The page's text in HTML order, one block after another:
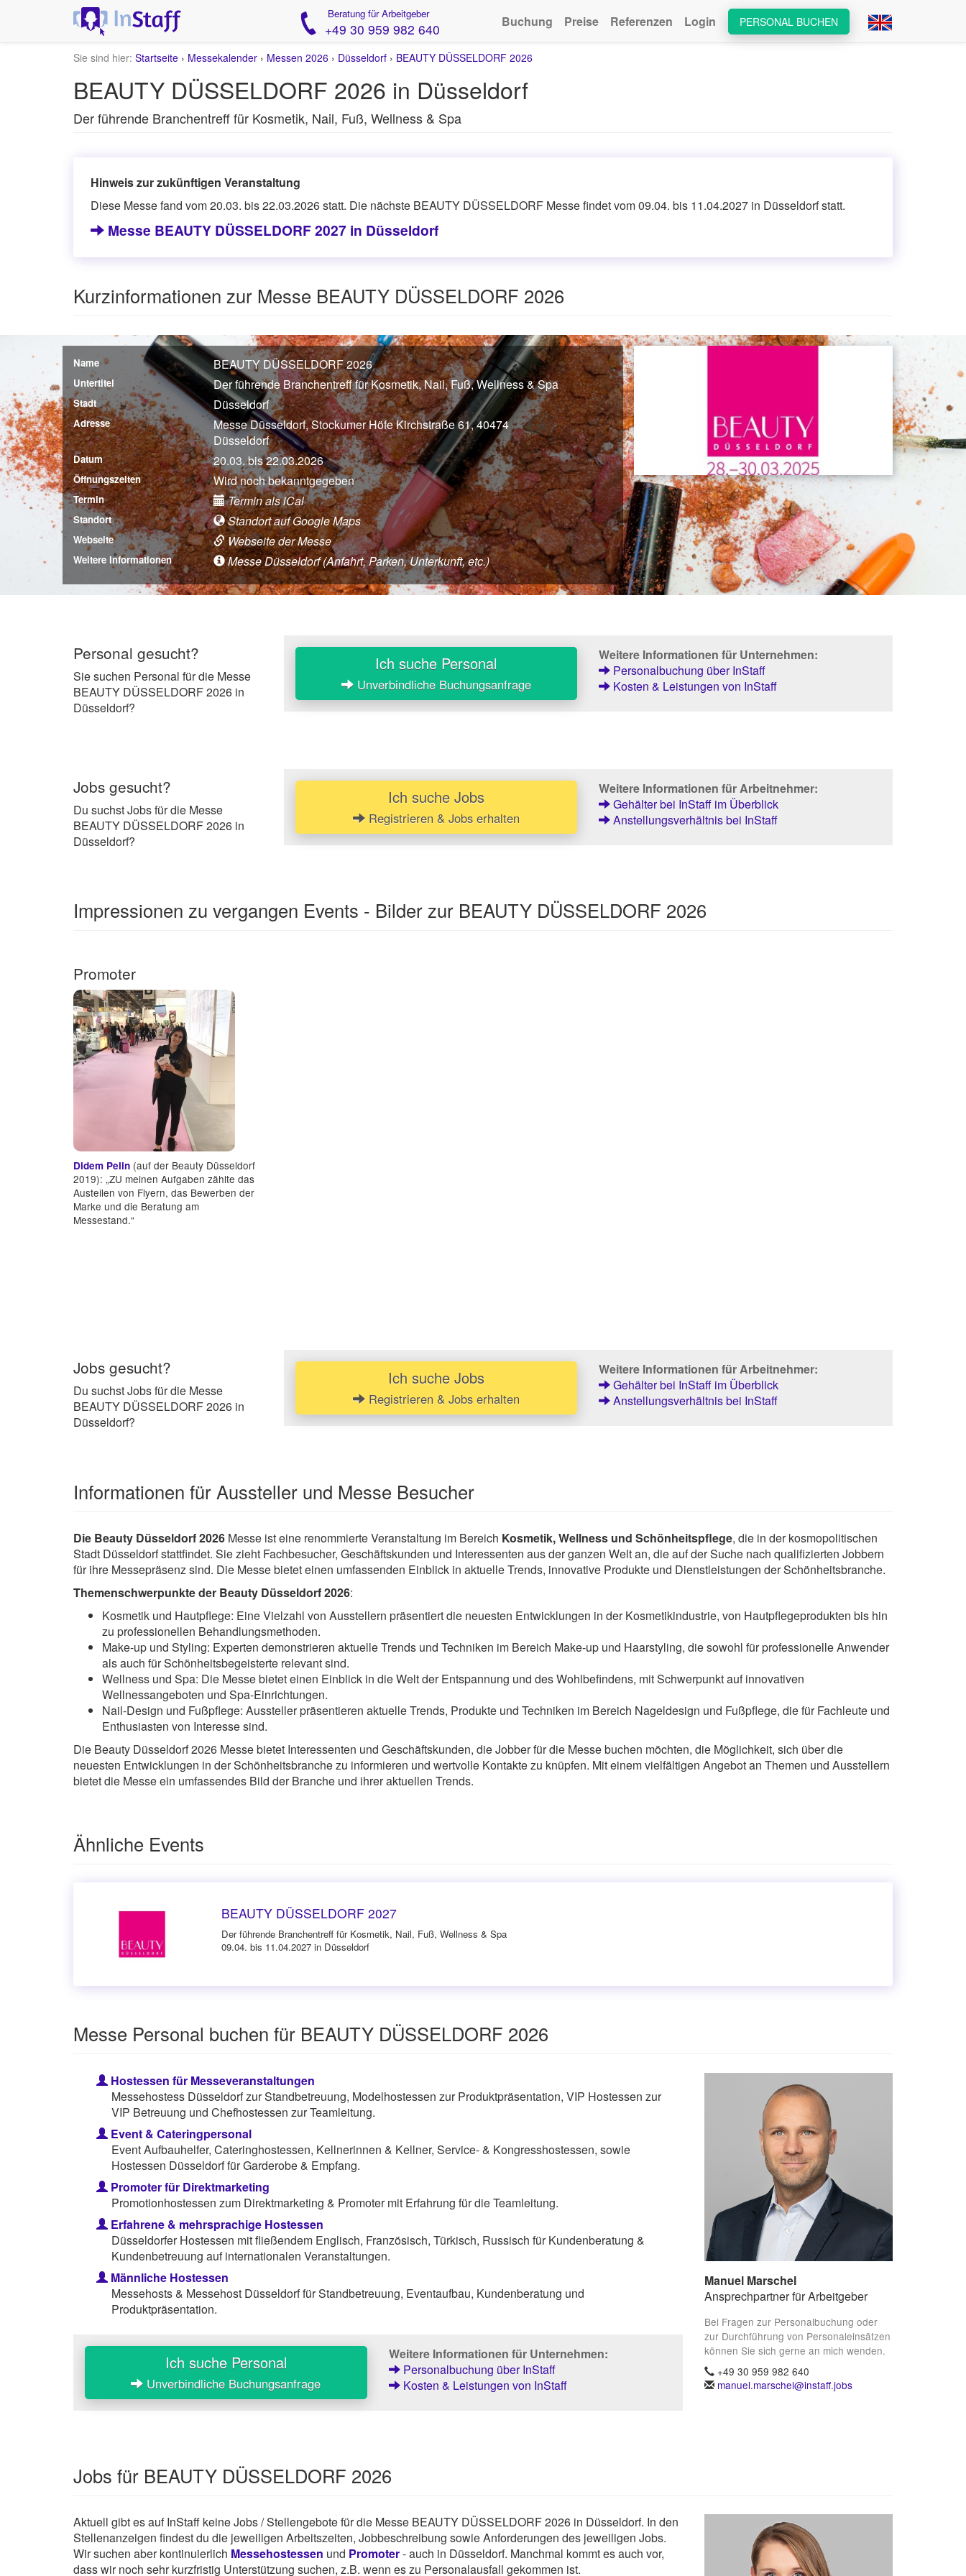
Beratung für Arbeitgeber
+49 30 959 982 640 PERSONAL BUCHEN
Buchung Preise Referenzen Login
Sie sind hier: Startseite › Messekalender › Messen 2026 › Düsseldorf › BEAUTY DÜSSELDORF 2026
BEAUTY DÜSSELDORF 2026 in Düsseldorf
Der führende Branchentreff für Kosmetik, Nail, Fuß, Wellness & Spa
Hinweis zur zukünftigen Veranstaltung
Diese Messe fand vom 20.03. bis 22.03.2026 statt. Die nächste BEAUTY DÜSSELDORF Messe findet vom 09.04. bis 11.04.2027 in Düsseldorf statt.
Messe BEAUTY DÜSSELDORF 2027 in Düsseldorf
Kurzinformationen zur Messe BEAUTY DÜSSELDORF 2026
Name BEAUTY DÜSSELDORF 2026
Untertitel Der führende Branchentreff für Kosmetik, Nail, Fuß, Wellness & Spa
Stadt Düsseldorf
Adresse
Messe Düsseldorf, Stockumer Höfe Kirchstraße 61, 40474
Düsseldorf
Datum 20.03. bis 22.03.2026
Öffnungszeiten Wird noch bekanntgegeben
Termin Termin als iCal
Standort Standort auf Google Maps
Webseite Webseite der Messe
Weitere Informationen Messe Düsseldorf (Anfahrt, Parken, Unterkunft, etc.)
Personal gesucht?
Sie suchen Personal für die Messe
BEAUTY DÜSSELDORF 2026 in
Düsseldorf?
Ich suche Personal
Unverbindliche Buchungsanfrage
Weitere Informationen für Unternehmen:
Personalbuchung über InStaff
Kosten & Leistungen von InStaff
Jobs gesucht?
Du suchst Jobs für die Messe
BEAUTY DÜSSELDORF 2026 in
Düsseldorf?
Ich suche Jobs
Registrieren & Jobs erhalten
Weitere Informationen für Arbeitnehmer:
Gehälter bei InStaff im Überblick
Anstellungsverhältnis bei InStaff
Impressionen zu vergangen Events - Bilder zur BEAUTY DÜSSELDORF 2026
Promoter
Didem Pelin (auf der Beauty Düsseldorf
2019): „ZU meinen Aufgaben zählte das
Austeilen von Flyern, das Bewerben der
Marke und die Beratung am
Messestand.“
Jobs gesucht?
Du suchst Jobs für die Messe
BEAUTY DÜSSELDORF 2026 in
Düsseldorf?
Ich suche Jobs
Registrieren & Jobs erhalten
Weitere Informationen für Arbeitnehmer:
Gehälter bei InStaff im Überblick
Anstellungsverhältnis bei InStaff
Informationen für Aussteller und Messe Besucher
Die Beauty Düsseldorf 2026 Messe ist eine renommierte Veranstaltung im Bereich Kosmetik, Wellness und Schönheitspflege, die in der kosmopolitischen
Stadt Düsseldorf stattfindet. Sie zieht Fachbesucher, Geschäftskunden und Interessenten aus der ganzen Welt an, die auf der Suche nach qualifizierten Jobbern
für ihre Messepräsenz sind. Die Messe bietet einen umfassenden Einblick in aktuelle Trends, innovative Produkte und Dienstleistungen der Schönheitsbranche.
Themenschwerpunkte der Beauty Düsseldorf 2026:
Kosmetik und Hautpflege: Eine Vielzahl von Ausstellern präsentiert die neuesten Entwicklungen in der Kosmetikindustrie, von Hautpflegeprodukten bis hin
zu professionellen Behandlungsmethoden.
Make-up und Styling: Experten demonstrieren aktuelle Trends und Techniken im Bereich Make-up und Haarstyling, die sowohl für professionelle Anwender
als auch für Schönheitsbegeisterte relevant sind.
Wellness und Spa: Die Messe bietet einen Einblick in die Welt der Entspannung und des Wohlbefindens, mit Schwerpunkt auf innovativen
Wellnessangeboten und Spa-Einrichtungen.
Nail-Design und Fußpflege: Aussteller präsentieren aktuelle Trends, Produkte und Techniken im Bereich Nageldesign und Fußpflege, die für Fachleute und
Enthusiasten von Interesse sind.
Die Beauty Düsseldorf 2026 Messe bietet Interessenten und Geschäftskunden, die Jobber für die Messe buchen möchten, die Möglichkeit, sich über die
neuesten Entwicklungen in der Schönheitsbranche zu informieren und wertvolle Kontakte zu knüpfen. Mit einem vielfältigen Angebot an Themen und Ausstellern
bietet die Messe ein umfassendes Bild der Branche und ihrer aktuellen Trends.
Ähnliche Events
BEAUTY DÜSSELDORF 2027
Der führende Branchentreff für Kosmetik, Nail, Fuß, Wellness & Spa
09.04. bis 11.04.2027 in Düsseldorf
Messe Personal buchen für BEAUTY DÜSSELDORF 2026
Hostessen für Messeveranstaltungen
Messehostess Düsseldorf zur Standbetreuung, Modelhostessen zur Produktpräsentation, VIP Hostessen zur
VIP Betreuung und Chefhostessen zur Teamleitung.
Event & Cateringpersonal
Event Aufbauhelfer, Cateringhostessen, Kellnerinnen & Kellner, Service- & Kongresshostessen, sowie
Hostessen Düsseldorf für Garderobe & Empfang.
Promoter für Direktmarketing
Promotionhostessen zum Direktmarketing & Promoter mit Erfahrung für die Teamleitung.
Erfahrene & mehrsprachige Hostessen
Düsseldorfer Hostessen mit fließendem Englisch, Französisch, Türkisch, Russisch für Kundenberatung &
Kundenbetreuung auf internationalen Veranstaltungen.
Männliche Hostessen
Messehosts & Messehost Düsseldorf für Standbetreuung, Eventaufbau, Kundenberatung und
Produktpräsentation.
Ich suche Personal
Unverbindliche Buchungsanfrage
Weitere Informationen für Unternehmen:
Personalbuchung über InStaff
Kosten & Leistungen von InStaff
Manuel Marschel
Ansprechpartner für Arbeitgeber
Bei Fragen zur Personalbuchung oder
zur Durchführung von Personaleinsätzen
können Sie sich gerne an mich wenden.
+49 30 959 982 640
manuel.marschel@instaff.jobs
Jobs für BEAUTY DÜSSELDORF 2026
Aktuell gibt es auf InStaff keine Jobs / Stellengebote für die Messe BEAUTY DÜSSELDORF 2026 in Düsseldorf. In den
Stellenanzeigen findest du die jeweiligen Arbeitszeiten, Jobbeschreibung sowie Anforderungen des jeweiligen Jobs.
Wir suchen aber kontinuierlich Messehostessen und Promoter- auch in Düsseldorf. Manchmal kommt es auch vor,
dass wir noch sehr kurzfristig Unterstützung suchen, z.B. wenn es zu Personalausfall gekommen ist.